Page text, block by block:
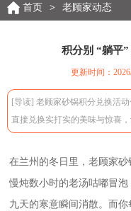
首页 > 老顾家动态
积分别 “躺平
更新时间：
[导读] 老顾家砂锅积分兑换活
直接兑换实打实的美味与惊喜
在兰州的冬日里，老顾家
慢炖数小时的老汤咕嘟冒
九天的寒意瞬间消散。而